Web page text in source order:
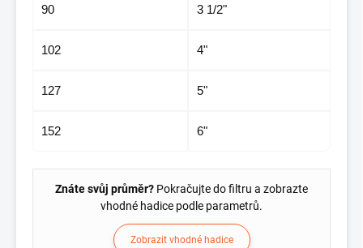
90 3 1/2"
102 4"
127 5"
152 6"
Znáte svůj průměr? Pokračujte do filtru a zobrazte
vhodné hadice podle parametrů.
Zobrazit vhodné hadice